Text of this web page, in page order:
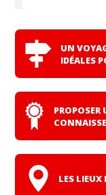
UN
IDÉALES
PROPOSER
LES LIEUX